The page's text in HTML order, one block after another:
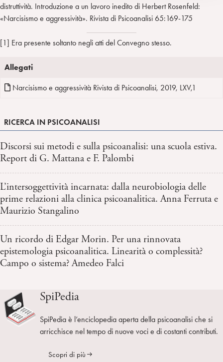
distruttività. Introduzione a un lavoro inedito di Herbert Rosenfeld:
«Narcisismo e aggressività». Rivista di Psicoanalisi 65:169-175
[1] Era presente soltanto negli atti del Convegno stesso.
Allegati
Narcisismo e aggressività Rivista di Psicoanalisi, 2019, LXV,1
RICERCA IN PSICOANALISI
Discorsi sui metodi e sulla psicoanalisi: una scuola estiva.
Report di G. Mattana e F. Palombi
L’intersoggettività incarnata: dalla neurobiologia delle
prime relazioni alla clinica psicoanalitica. Anna Ferruta e
Maurizio Stangalino
Un ricordo di Edgar Morin. Per una rinnovata
epistemologia psicoanalitica. Linearità o complessità?
Campo o sistema? Amedeo Falci
SpiPedia
SpiPedia è l’enciclopedia aperta della psicoanalisi che si
arricchisce nel tempo di nuove voci e di costanti contributi.
Scopri di più